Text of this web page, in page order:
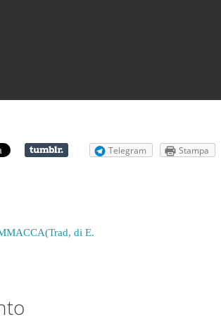
Telegram Stampa
di E.